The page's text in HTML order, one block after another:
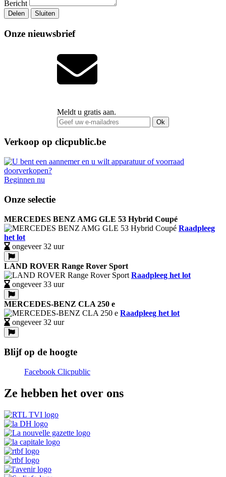
Bericht
Delen Sluiten
Onze nieuwsbrief
Meldt u gratis aan.
Ok
Verkoop op clicpublic.be
Beginnen nu
Onze selectie
MERCEDES BENZ AMG GLE 53 Hybrid Coupé
Raadpleeg
het lot
ongeveer 32 uur
LAND ROVER Range Rover Sport
Raadpleeg het lot
ongeveer 33 uur
MERCEDES-BENZ CLA 250 e
Raadpleeg het lot
ongeveer 32 uur
Blijf op de hoogte
Facebook Clicpublic
Ze hebben het over ons